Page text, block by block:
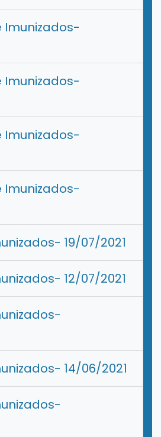
Imunizados-
Imunizados-
Imunizados-
Imunizados-
19/07/2021
12/07/2021
14/06/2021